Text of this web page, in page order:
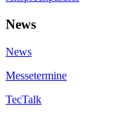
News
News
Messetermine
TecTalk